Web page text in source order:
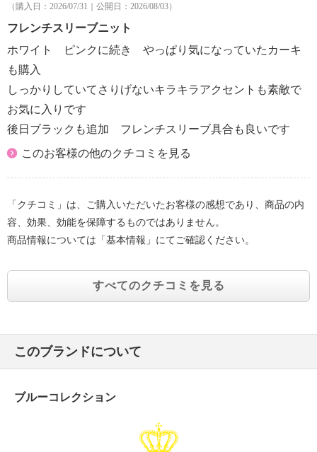
（購入日：2026/07/31｜公開日：2026/08/03）
フレンチスリーブニット
ホワイト ピンクに続き やっぱり気になっていたカーキ
も購入
しっかりしていてさりげないキラキラアクセントも素敵で
お気に入りです
後日ブラックも追加 フレンチスリーブ具合も良いです
このお客様の他のクチコミを見る
「クチコミ」は、ご購入いただいたお客様の感想であり、商品の内
容、効果、効能を保障するものではありません。
商品情報については「基本情報」にてご確認ください。
すべてのクチコミを見る
このブランドについて
ブルーコレクション